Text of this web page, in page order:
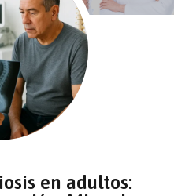
en adultos: